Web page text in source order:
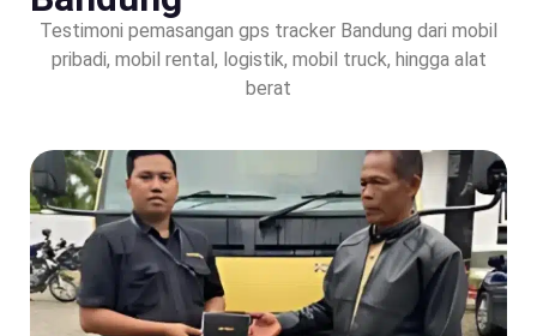
Testimoni pemasangan gps tracker Bandung dari mobil
pribadi, mobil rental, logistik, mobil truck, hingga alat
berat